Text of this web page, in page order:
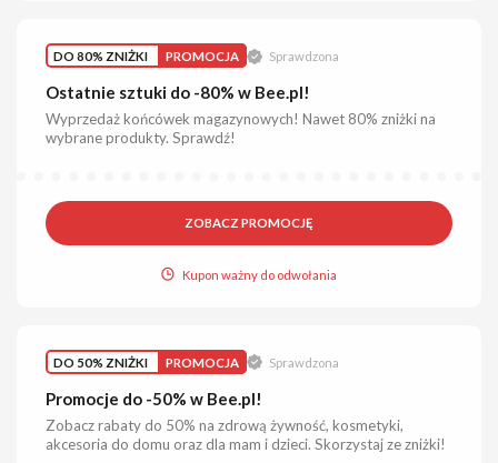
DO 80% ZNIŻKI PROMOCJA Sprawdzona
Ostatnie sztuki do -80% w Bee.pl!
Wyprzedaż końcówek magazynowych! Nawet 80% zniżki na
wybrane produkty. Sprawdź!
ZOBACZ PROMOCJĘ
Kupon ważny do odwołania
DO 50% ZNIŻKI PROMOCJA Sprawdzona
Promocje do -50% w Bee.pl!
Zobacz rabaty do 50% na zdrową żywność, kosmetyki,
akcesoria do domu oraz dla mam i dzieci. Skorzystaj ze zniżki!